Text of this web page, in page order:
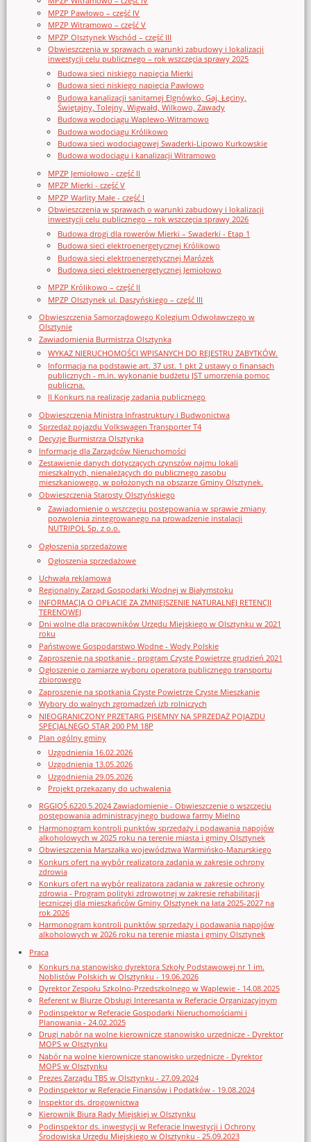
MPZP Pawłowo – część IV
MPZP Witramowo – część V
MPZP Olsztynek Wschód – część III
Obwieszczenia w sprawach o warunki zabudowy i lokalizacji
inwestycji celu publicznego – rok wszczęcia sprawy 2025
Budowa sieci niskiego napięcia Mierki
Budowa sieci niskiego napięcia Pawłowo
Budowa kanalizacji sanitarnej Elgnówko, Gaj, Łęciny,
Świętajny, Tolejny, Wigwałd, Wilkowo, Zawady
Budowa wodociągu Waplewo-Witramowo
Budowa wodociągu Królikowo
Budowa sieci wodociągowej Swaderki-Lipowo Kurkowskie
Budowa wodociągu i kanalizacji Witramowo
MPZP Jemiołowo - część II
MPZP Mierki - część V
MPZP Warlity Małe - część I
Obwieszczenia w sprawach o warunki zabudowy i lokalizacji
inwestycji celu publicznego – rok wszczęcia sprawy 2026
Budowa drogi dla rowerów Mierki – Swaderki - Etap 1
Budowa sieci elektroenergetycznej Królikowo
Budowa sieci elektroenergetycznej Marózek
Budowa sieci elektroenergetycznej Jemiołowo
MPZP Królikowo – część II
MPZP Olsztynek ul. Daszyńskiego – część III
Obwieszczenia Samorządowego Kolegium Odwoławczego w
Olsztynie
Zawiadomienia Burmistrza Olsztynka
WYKAZ NIERUCHOMOŚCI WPISANYCH DO REJESTRU ZABYTKÓW.
Informacja na podstawie art. 37 ust. 1 pkt 2 ustawy o finansach
publicznych - m.in. wykonanie budżetu JST umorzenia pomoc
publiczna.
II Konkurs na realizację zadania publicznego
Obwieszczenia Ministra Infrastruktury i Budwonictwa
Sprzedaż pojazdu Volkswagen Transporter T4
Decyzje Burmistrza Olsztynka
Informacje dla Zarządców Nieruchomości
Zestawienie danych dotyczących czynszów najmu lokali
mieszkalnych, nienależących do publicznego zasobu
mieszkaniowego, w położonych na obszarze Gminy Olsztynek.
Obwieszczenia Starosty Olsztyńskiego
Zawiadomienie o wszczęciu postępowania w sprawie zmiany
pozwolenia zintegrowanego na prowadzenie instalacji
NUTRIPOL Sp. z o.o.
Ogłoszenia sprzedażowe
Ogłoszenia sprzedażowe
Uchwała reklamowa
Regionalny Zarząd Gospodarki Wodnej w Białymstoku
INFORMACJA O OPŁACIE ZA ZMNIEJSZENIE NATURALNEJ RETENCJI
TERENOWEJ
Dni wolne dla pracowników Urzędu Miejskiego w Olsztynku w 2021
roku
Państwowe Gospodarstwo Wodne - Wody Polskie
Zaproszenie na spotkanie - program Czyste Powietrze grudzień 2021
Ogłoszenie o zamiarze wyboru operatora publicznego transportu
zbiorowego
Zaproszenie na spotkania Czyste Powietrze Czyste Mieszkanie
Wybory do walnych zgromadzeń izb rolniczych
NIEOGRANICZONY PRZETARG PISEMNY NA SPRZEDAŻ POJAZDU
SPECJALNEGO STAR 200 PM 18P
Plan ogólny gminy
Uzgodnienia 16.02.2026
Uzgodnienia 13.05.2026
Uzgodnienia 29.05.2026
Projekt przekazany do uchwalenia
RGGIOŚ.6220.5.2024 Zawiadomienie - Obwieszczenie o wszczęciu
postępowania administracyjnego budowa farmy Mielno
Harmonogram kontroli punktów sprzedaży i podawania napojów
alkoholowych w 2025 roku na terenie miasta i gminy Olsztynek
Obwieszczenia Marszałka województwa Warmińsko-Mazurskiego
Konkurs ofert na wybór realizatora zadania w zakresie ochrony
zdrowia
Konkurs ofert na wybór realizatora zadania w zakresie ochrony
zdrowia - Program polityki zdrowotnej w zakresie rehabilitacji
leczniczej dla mieszkańców Gminy Olsztynek na lata 2025-2027 na
rok 2026
Harmonogram kontroli punktów sprzedaży i podawania napojów
alkoholowych w 2026 roku na terenie miasta i gminy Olsztynek
Praca
Konkurs na stanowisko dyrektora Szkoły Podstawowej nr 1 im.
Noblistów Polskich w Olsztynku - 19.06.2026
Dyrektor Zespołu Szkolno-Przedszkolnego w Waplewie - 14.08.2025
Referent w Biurze Obsługi Interesanta w Referacie Organizacyjnym
Podinspektor w Referacie Gospodarki Nieruchomościami i
Planowania - 24.02.2025
Drugi nabór na wolne kierownicze stanowisko urzędnicze - Dyrektor
MOPS w Olsztynku
Nabór na wolne kierownicze stanowisko urzędnicze - Dyrektor
MOPS w Olsztynku
Prezes Zarządu TBS w Olsztynku - 27.09.2024
Podinspektor w Referacie Finansów i Podatków - 19.08.2024
Inspektor ds. drogownictwa
Kierownik Biura Rady Miejskiej w Olsztynku
Podinspektor ds. inwestycji w Referacie Inwestycji i Ochrony
Środowiska Urzędu Miejskiego w Olsztynku - 25.09.2023